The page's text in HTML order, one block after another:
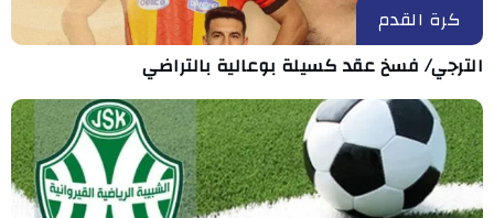
كرة القدم
الترجي/ فسخ عقد كسيلة بوعالية بالتراضي